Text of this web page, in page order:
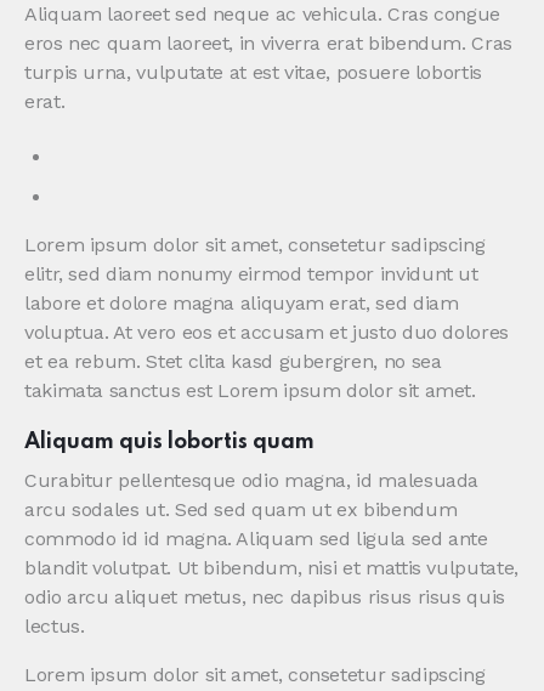
Aliquam laoreet sed neque ac vehicula. Cras congue
eros nec quam laoreet, in viverra erat bibendum. Cras
turpis urna, vulputate at est vitae, posuere lobortis
erat.
Lorem ipsum dolor sit amet, consetetur sadipscing
elitr, sed diam nonumy eirmod tempor invidunt ut
labore et dolore magna aliquyam erat, sed diam
voluptua. At vero eos et accusam et justo duo dolores
et ea rebum. Stet clita kasd gubergren, no sea
takimata sanctus est Lorem ipsum dolor sit amet.
Aliquam quis lobortis quam
Curabitur pellentesque odio magna, id malesuada
arcu sodales ut. Sed sed quam ut ex bibendum
commodo id id magna. Aliquam sed ligula sed ante
blandit volutpat. Ut bibendum, nisi et mattis vulputate,
odio arcu aliquet metus, nec dapibus risus risus quis
lectus.
Lorem ipsum dolor sit amet, consetetur sadipscing